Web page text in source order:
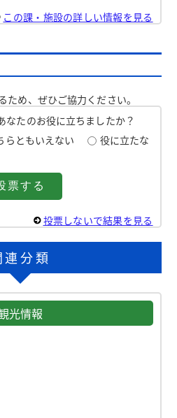
この課・施設の詳しい情報を見る
ため、ぜひご協力ください。
なたのお役に立ちましたか？
らともいえない
役に立たな
投票しないで結果を見る
連分類
光情報